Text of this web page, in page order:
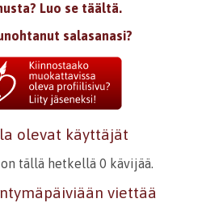
Luo se täältä.
salasanasi?
olevat käyttäjät
tällä hetkellä 0 kävijää.
viettää